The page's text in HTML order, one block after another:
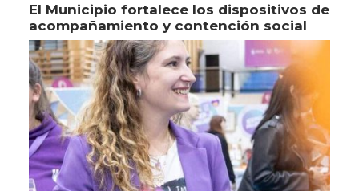
El Municipio fortalece los dispositivos de
acompañamiento y contención social